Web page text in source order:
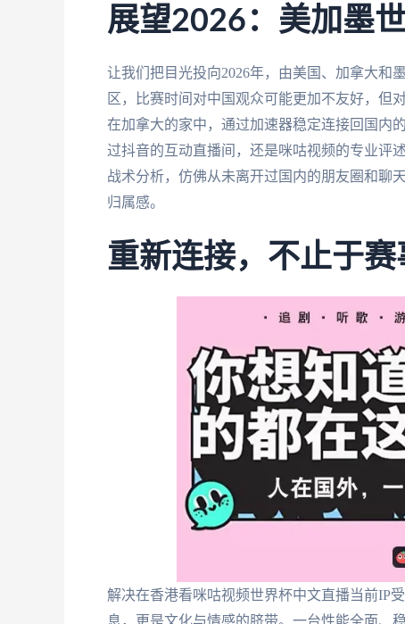
展望2026：美加墨
让我们把目光投向2026年，由美国、加拿大和
区，比赛时间对中国观众可能更加不友好，但
在加拿大的家中，通过加速器稳定连接回国内
过抖音的互动直播间，还是咪咕视频的专业评
战术分析，仿佛从未离开过国内的朋友圈和聊
归属感。
重新连接，不止于赛
解决在香港看咪咕视频世界杯中文直播当前IP